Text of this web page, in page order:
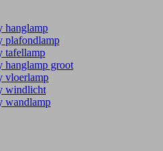
hanglamp
plafondlamp
tafellamp
hanglamp groot
vloerlamp
windlicht
wandlamp